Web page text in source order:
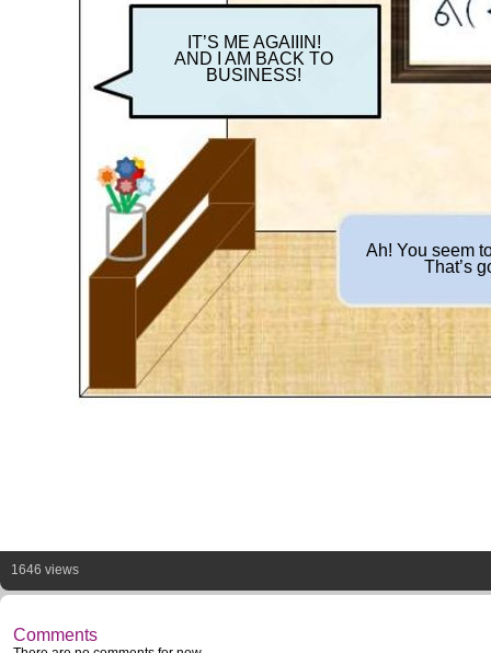
IT’S ME AGAIIIN!
AND I AM BACK TO
BUSINESS!
Ah! You seem
That’s
1646 views
Comments